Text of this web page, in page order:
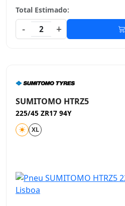
Total Estimado:
-
2 +
SUMITOMO HTRZ5
225/45 ZR17 94Y
XL